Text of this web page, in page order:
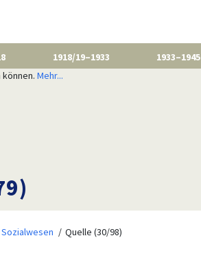
1918/19–1933 1933–1945
Mehr...
Quelle (30/98)